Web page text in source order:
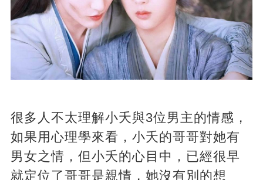
很多人不太理解小夭與3位男主的情感，
如果用心理學來看，小夭的哥哥對她有
男女之情，但小夭的心目中，已經很早
就定位了哥哥是親情，她沒有別的想